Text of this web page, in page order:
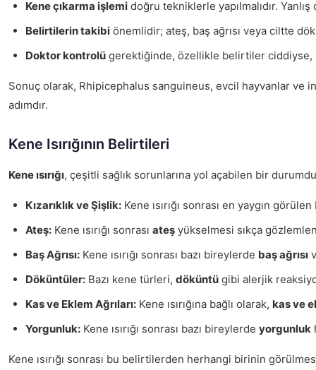
Kene çıkarma işlemi doğru tekniklerle yapılmalıdır.
Belirtilerin takibi önemlidir; ateş, baş ağrısı veya ciltte
Doktor kontrolü gerektiğinde, özellikle belirtiler ciddiyse,
Sonuç olarak, Rhipicephalus sanguineus, evcil hayvanlar ve
adımdır.
Kene Isırığının Belirtileri
Kene ısırığı, çeşitli sağlık sorunlarına yol açabilen bir
Kızarıklık ve Şişlik: Kene ısırığı sonrası en yaygın
Ateş: Kene ısırığı sonrası ateş yükselmesi sıkça
Baş Ağrısı: Kene ısırığı sonrası bazı bireylerde baş ağrısı
Döküntüler: Bazı kene türleri, döküntü gibi alerjik
Kas ve Eklem Ağrıları: Kene ısırığına bağlı olarak, kas ve
Yorgunluk: Kene ısırığı sonrası bazı bireylerde yorgunluk
Kene ısırığı sonrası bu belirtilerden herhangi birinin